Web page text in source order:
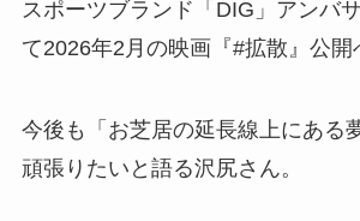
スポーツブランド「DIG」アンバ
て2026年2月の映画『#拡散』公開
今後も「お芝居の延長線上にある
頑張りたいと語る沢尻さん。